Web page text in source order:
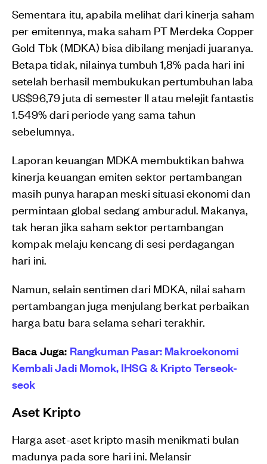
Sementara itu, apabila melihat dari kinerja saham
per emitennya, maka saham PT Merdeka Copper
Gold Tbk (MDKA) bisa dibilang menjadi juaranya.
Betapa tidak, nilainya tumbuh 1,8% pada hari ini
setelah berhasil membukukan pertumbuhan laba
US$96,79 juta di semester II atau melejit fantastis
1.549% dari periode yang sama tahun
sebelumnya.
Laporan keuangan MDKA membuktikan bahwa
kinerja keuangan emiten sektor pertambangan
masih punya harapan meski situasi ekonomi dan
permintaan global sedang amburadul. Makanya,
tak heran jika saham sektor pertambangan
kompak melaju kencang di sesi perdagangan
hari ini.
Namun, selain sentimen dari MDKA, nilai saham
pertambangan juga menjulang berkat perbaikan
harga batu bara selama sehari terakhir.
Baca Juga: Rangkuman Pasar: Makroekonomi
Kembali Jadi Momok, IHSG & Kripto Terseok-
seok
Aset Kripto
Harga aset-aset kripto masih menikmati bulan
madunya pada sore hari ini. Melansir